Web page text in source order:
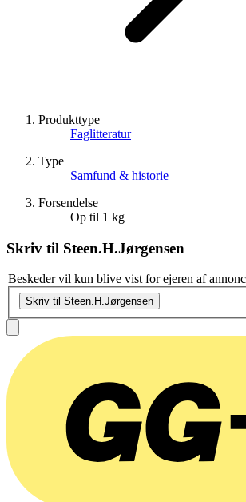
Produkttype
Faglitteratur
Type
Samfund & historie
Forsendelse
Op til 1 kg
Skriv til Steen.H.Jørgensen
Beskeder vil kun blive vist for ejeren af
Skriv til Steen.H.Jørgensen